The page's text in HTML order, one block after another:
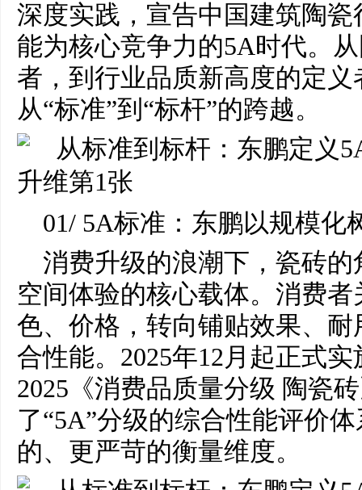
深度实践，宣告中国建筑陶
能为核心竞争力的5A时代。
者，到行业品质新高度的定
从“标准”到“标杆”的跨越。
01/ 5A标准：东鹏以规模化
消费升级的浪潮下，瓷砖
空间体验的核心载体。消费
色、价格，转向铺贴效果、
合性能。2025年12月起正式实
2025《消费品质量分级 陶瓷
了“5A”分级的综合性能评价
的、更严苛的衡量维度。